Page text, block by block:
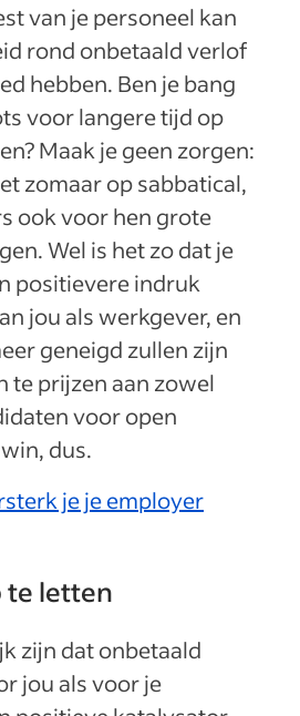
van je personeel kan
rond onbetaald verlof
hebben. Ben je bang
voor langere tijd op
Maak je geen zorgen:
zomaar op sabbatical,
ook voor hen grote
Wel is het zo dat je
positievere indruk
jou als werkgever, en
geneigd zullen zijn
te prijzen aan zowel
voor open
dus.
je je employer
te letten
zijn dat onbetaald
jou als voor je